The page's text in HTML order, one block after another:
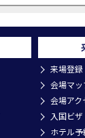
来場登録
会場マッ
会場アク
入国ビザ
ホテル予